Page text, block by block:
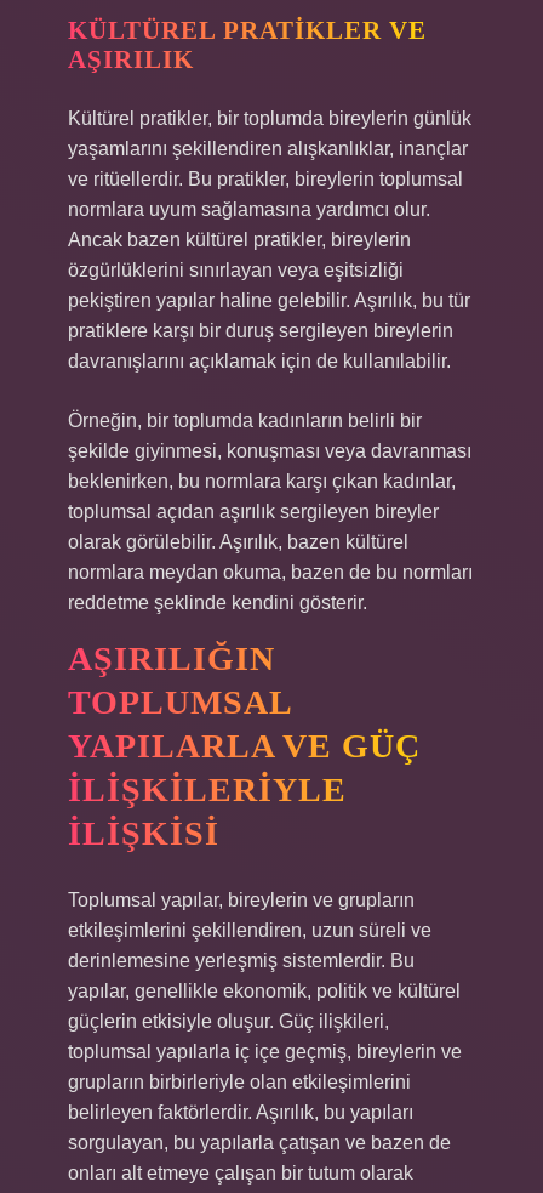
KÜLTÜREL PRATIKLER VE
AŞIRILIK
Kültürel pratikler, bir toplumda bireylerin günlük
yaşamlarını şekillendiren alışkanlıklar, inançlar
ve ritüellerdir. Bu pratikler, bireylerin toplumsal
normlara uyum sağlamasına yardımcı olur.
Ancak bazen kültürel pratikler, bireylerin
özgürlüklerini sınırlayan veya eşitsizliği
pekiştiren yapılar haline gelebilir. Aşırılık, bu tür
pratiklere karşı bir duruş sergileyen bireylerin
davranışlarını açıklamak için de kullanılabilir.
Örneğin, bir toplumda kadınların belirli bir
şekilde giyinmesi, konuşması veya davranması
beklenirken, bu normlara karşı çıkan kadınlar,
toplumsal açıdan aşırılık sergileyen bireyler
olarak görülebilir. Aşırılık, bazen kültürel
normlara meydan okuma, bazen de bu normları
reddetme şeklinde kendini gösterir.
AŞIRILIĞIN
TOPLUMSAL
YAPILARLA VE GÜÇ
İLIŞKILERIYLE
İLIŞKISI
Toplumsal yapılar, bireylerin ve grupların
etkileşimlerini şekillendiren, uzun süreli ve
derinlemesine yerleşmiş sistemlerdir. Bu
yapılar, genellikle ekonomik, politik ve kültürel
güçlerin etkisiyle oluşur. Güç ilişkileri,
toplumsal yapılarla iç içe geçmiş, bireylerin ve
grupların birbirleriyle olan etkileşimlerini
belirleyen faktörlerdir. Aşırılık, bu yapıları
sorgulayan, bu yapılarla çatışan ve bazen de
onları alt etmeye çalışan bir tutum olarak